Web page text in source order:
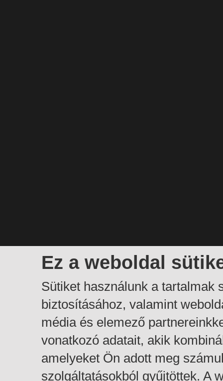
Ez a weboldal
Sütiket használunk a tartalmak
biztosításához, valamint
média és elemező
vonatkozó adatait, akik
amelyeket Ön adott meg
szolgáltatásokból gyűjtöttek. A